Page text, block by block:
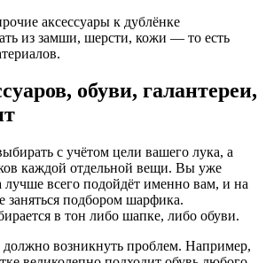
аксессуары к дублёнке
из замши, шерсти, кожи — то есть
обуви, галантереи,
с учётом цели вашего лука, а
каждой отдельной вещи. Вы уже
лучше всего подойдёт именно вам, и на
заняться подбором шарфика.
в тон либо шапке, либо обуви.
возникнуть проблем. Например,